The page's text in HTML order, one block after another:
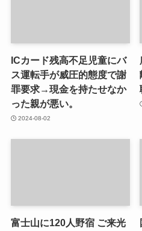
ICカード残高不足児童にバ
ス運転手が威圧的態度で謝
罪要求→現金を持たせなか
った親が悪い。
2024-08-02
富士山に120人野宿 ご来光